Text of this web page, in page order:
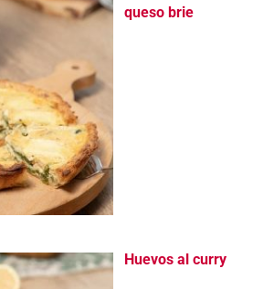
queso brie
Huevos al curry